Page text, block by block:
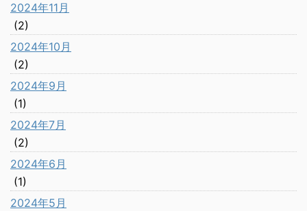
2024年11月
(2)
2024年10月
(2)
2024年9月
(1)
2024年7月
(2)
2024年6月
(1)
2024年5月